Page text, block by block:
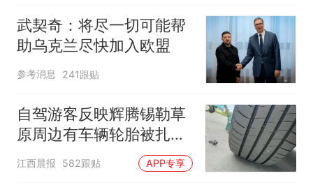
武契奇：将尽一切可能帮
助乌克兰尽快加入欧盟
参考消息 241跟贴
自驾游客反映辉腾锡勒草
原周边有车辆轮胎被扎，
修理店铺换胎价格高达千
元，官方发布情况通报
江西晨报 582跟贴 APP专享